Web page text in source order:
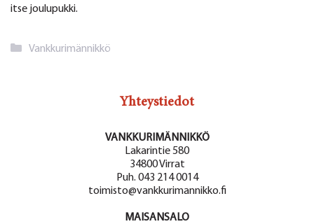
itse joulupukki.
Kategoriat
Vankkurimännikkö
Yhteystiedot
VANKKURIMÄNNIKKÖ
Lakarintie 580
34800 Virrat
Puh. 043 214 0014
toimisto@vankkurimannikko.fi
MAISANSALO